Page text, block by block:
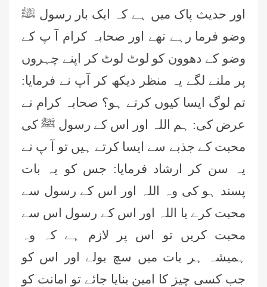
اور حدیث پاک میں ہے کہ ایک بار رسول ﷺ
وضو فرما رہے تھے اور صحابہ کرام آ پ کے
وضو کے دھوون کو لوٹ لوٹ کر اپنے چہروں
پر ملنے لگے یہ منظر دیکھ کر آپ نے فرمایا:
تم لوگ ایسا کیوں کرتے ہو؟ صحابہ کرام نے
عرض کی: ہم اللہ اور اس کے رسول ﷺ کی
محبت کے جذبے سے ایسا کرتے ہیں تو آ پ نے
یہ سن کر ارشاد فرمایا: جس کو یہ بات
پسند ہو کی وہ اللہ اور اس کے رسول سے
محبت کرے یا اللہ اور اس کے رسول اس سے
محبت کریں تو اس پر لازم ہے کہ وہ
ہمیشہ ہر بات میں سچ بولے اور اس کو
جب کسی چیز کا امین بنایا جائے تو امانت کو